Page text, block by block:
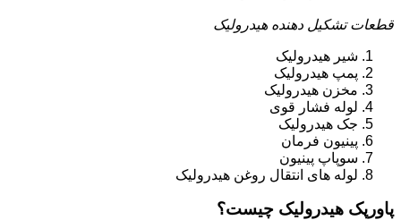
قطعات تشکیل دهنده هیدرولیک
شیر هیدرولیک
پمپ هیدرولیک
مخزن هیدرولیک
لوله فشار قوی
جک هیدرولیک
پینیون فرمان
سوپاپ پینیون
لوله های انتقال روغن هیدرولیک
پاورپک هیدرولیک چیست؟